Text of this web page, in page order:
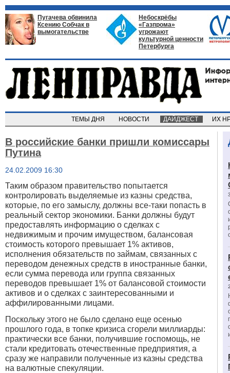
Пугачева обвинила
Ксению Собчак в
вымогательстве
Небоскрёбы
«Газпрома»
угрожают
культурной ценности
Петербурга
ТЕМЫ ДНЯ НОВОСТИ ДАЙДЖЕСТ ИХ
В российские банки пришли комиссары
Путина
24.02.2009 16:30
Таким образом правительство попытается
контролировать выделяемые из казны средства,
которые, по его замыслу, должны все-таки попасть в
реальный сектор экономики. Банки должны будут
предоставлять информацию о сделках с
недвижимым и прочим имуществом, балансовая
стоимость которого превышает 1% активов,
исполнения обязательств по займам, связанных с
переводом денежных средств в иностранные банки,
если сумма перевода или группа связанных
переводов превышает 1% от балансовой стоимости
активов и о сделках с заинтересованными и
аффилированными лицами.
Поскольку этого не было сделано еще осенью
прошлого года, в топке кризиса сгорели миллиарды:
практически все банки, получившие госпомощь, не
стали кредитовать отечественные предприятия, а
сразу же направили полученные из казны средства
на валютные спекуляции.